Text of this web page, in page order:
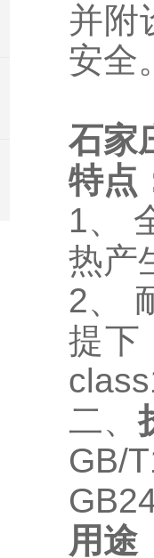
并附
安全
石家
特点
1、
热产
2、
提下
二、
GB/
用途